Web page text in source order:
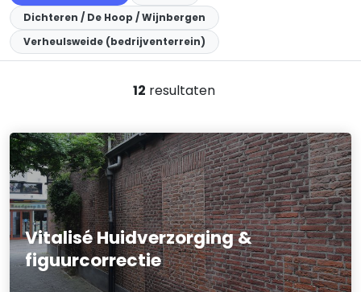
Dichteren / De Hoop / Wijnbergen
Verheulsweide (bedrijventerrein)
12 resultaten
Vitalisé Huidverzorging &
figuurcorrectie